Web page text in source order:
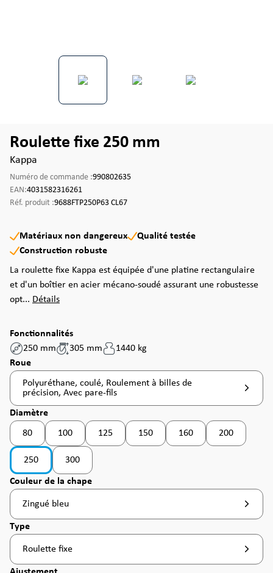
Roulette fixe 250 mm
Kappa
Numéro de commande :990802635
EAN:4031582316261
Réf. produit :9688FTP250P63 CL67
Matériaux non dangereux
Qualité testée
Construction robuste
La roulette fixe Kappa est équipée d'une platine rectangulaire
et d'un boîtier en acier mécano-soudé assurant une robustesse
opt... Détails
Fonctionnalités
250 mm
305 mm
1440 kg
Sélectionnez
Roue
Polyuréthane, coulé, Roulement à billes de
précision, Avec pare-fils
Sélectionnez
Diamètre
80 100 125 150
(Cette option n'est pas disponible
160 200
(Cette option
250 300
Sélectionnez
Couleur de la chape
Zingué bleu
Sélectionnez
Type
Roulette fixe